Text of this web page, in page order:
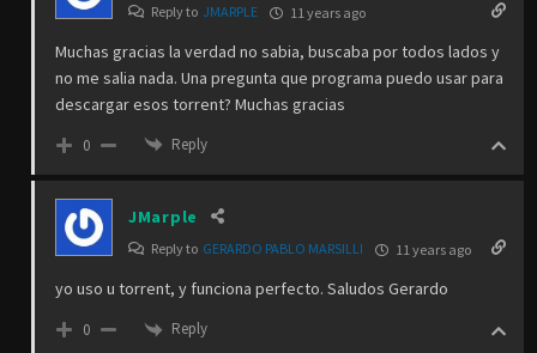
Reply to JMARPLE 11 years ago
Muchas gracias la verdad no sabia, buscaba por todos lados y
no me salia nada. Una pregunta que programa puedo usar para
descargar esos torrent? Muchas gracias
0 Reply
JMarple
Reply to GERARDO PABLO MARSILLI 11 years ago
yo uso u torrent, y funciona perfecto. Saludos Gerardo
0 Reply